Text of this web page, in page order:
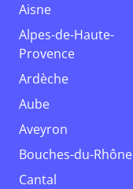
Aisne
Alpes-de-Haute-
Provence
Ardèche
Aube
Aveyron
Bouches-du-Rhône
Cantal